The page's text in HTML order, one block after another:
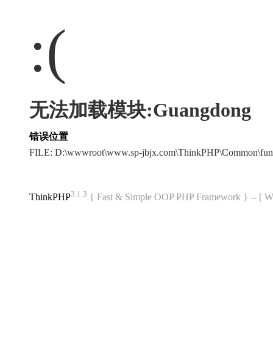
:(
无法加载模块:Guangdong
错误位置
FILE: D:\wwwroot\www.sp-
ThinkPHP3.1.3 { Fast & Simple OOP PHP Framework } -- [